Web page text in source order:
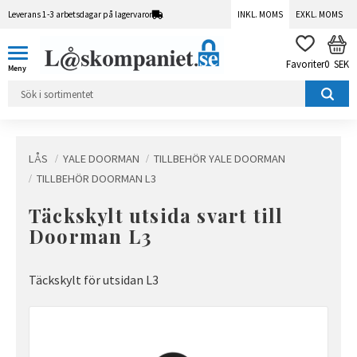
Leverans 1-3 arbetsdagar på lagervaror INKL. MOMS EXKL. MOMS
FAVORITER
0 SEK
LÅS YALE DOORMAN
TILLBEHÖR YALE DOORMAN
TILLBEHÖR DOORMAN L3
Täckskylt utsida svart till
Doorman L3
Täckskylt för utsidan L3